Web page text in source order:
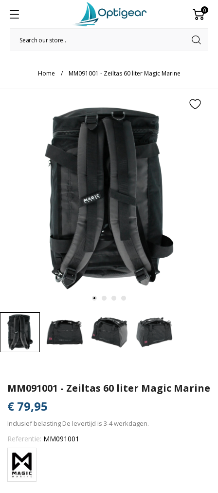
0
Home MM091001 - Zeiltas 60 liter Magic Marine
MM091001 - Zeiltas 60 liter Magic Marine
€ 79,95
Inclusief belasting De levertijd is 3-4 werkdagen.
Referentie: MM091001